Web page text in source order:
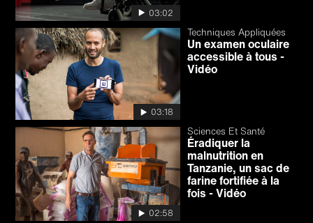
03:02
03:18
Techniques Appliquées
Un examen oculaire
accessible à tous -
Vidéo
02:58
Sciences Et Santé
Éradiquer la
malnutrition en
Tanzanie, un sac de
farine fortifiée à la
fois - Vidéo